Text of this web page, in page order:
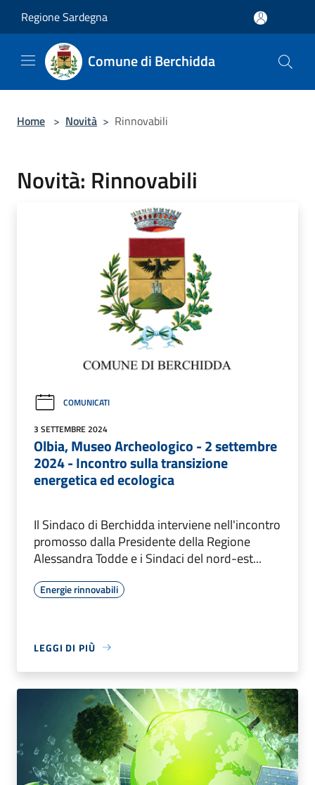
Regione Sardegna
Comune di Berchidda
Home > Novità > Rinnovabili
Novità: Rinnovabili
COMUNICATI
3 SETTEMBRE 2024
Olbia, Museo Archeologico - 2 settembre
2024 - Incontro sulla transizione
energetica ed ecologica
Il Sindaco di Berchidda interviene nell'incontro
promosso dalla Presidente della Regione
Alessandra Todde e i Sindaci del nord-est...
Energie rinnovabili
LEGGI DI PIÙ